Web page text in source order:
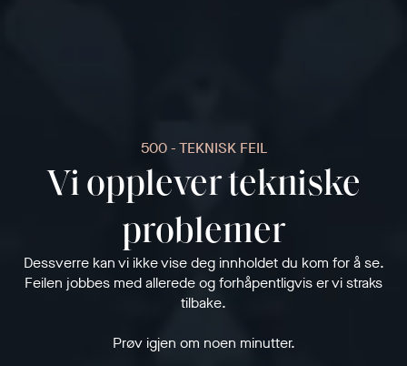
500 - TEKNISK FEIL
Vi opplever tekniske
problemer
Dessverre kan vi ikke vise deg innholdet du kom for å se.
Feilen jobbes med allerede og forhåpentligvis er vi straks
tilbake.
Prøv igjen om noen minutter.